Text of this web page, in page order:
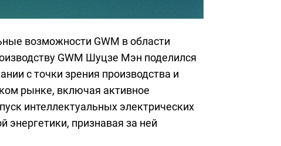
возможности GWM в области
GWM Шуцзе Мэн поделился
с точки зрения производства и
рынке, включая активное
интеллектуальных электрических
энергетики, признавая за ней